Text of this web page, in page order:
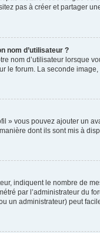
pas à créer et partager
nom d’utilisateur ?
nom d’utilisateur lorsque
le forum. La seconde
» vous pouvez ajouter un
dont ils sont mis à
indiquent le nombre de
par l’administrateur du
un administrateur) peut